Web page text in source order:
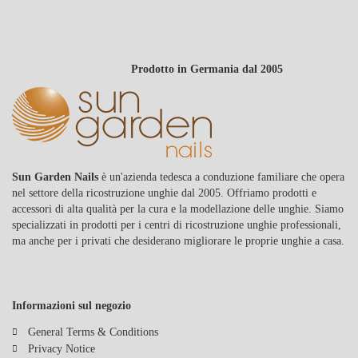
APPLICAZIONI DELLA TECNICA DI
Le applicazioni della tecnica di stampa sono varie e spaziano da
design semplici a opere d'arte complesse. Questa tecnica è adatta
non solo ai saloni di bellezza professionali, ma anche ai principianti
che desiderano progettare le proprie unghie a casa. Con gli
strumenti e i materiali giusti, puoi facilmente creare design unici,
dai motivi floreali ai modelli geometrici. Esplora le possibilità della
tecnica di stampa e dai alle tue unghie un aspetto completamente
Prodotto in Germania dal 2005
Sun Garden Nails è un'azienda tedesca a conduzione familiare che opera
nel settore della ricostruzione unghie dal 2005. Offriamo prodotti e
accessori di alta qualità per la cura e la modellazione delle unghie. Siamo
specializzati in prodotti per i centri di ricostruzione unghie professionali,
ma anche per i privati che desiderano migliorare le proprie unghie a casa.
Informazioni sul negozio
General Terms & Conditions
Privacy Notice